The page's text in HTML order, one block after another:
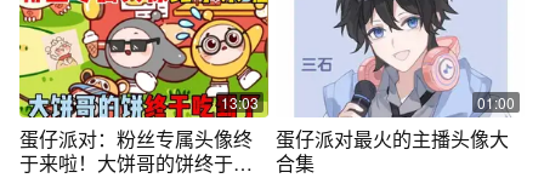
13:03
蛋仔派对：粉丝专属头像终
于来啦！大饼哥的饼终于吃
01:00
蛋仔派对最火的主播头像大
合集